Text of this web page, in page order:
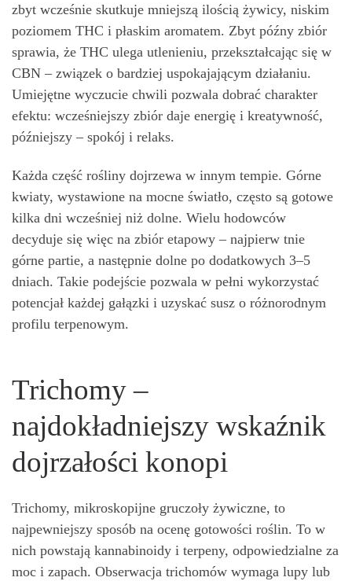
zbyt wcześnie skutkuje mniejszą ilością żywicy, niskim
poziomem THC i płaskim aromatem. Zbyt późny zbiór
sprawia, że THC ulega utlenieniu, przekształcając się w
CBN – związek o bardziej uspokajającym działaniu.
Umiejętne wyczucie chwili pozwala dobrać charakter
efektu: wcześniejszy zbiór daje energię i kreatywność,
późniejszy – spokój i relaks.
Każda część rośliny dojrzewa w innym tempie. Górne
kwiaty, wystawione na mocne światło, często są gotowe
kilka dni wcześniej niż dolne. Wielu hodowców
decyduje się więc na zbiór etapowy – najpierw tnie
górne partie, a następnie dolne po dodatkowych 3–5
dniach. Takie podejście pozwala w pełni wykorzystać
potencjał każdej gałązki i uzyskać susz o różnorodnym
profilu terpenowym.
Trichomy –
najdokładniejszy wskaźnik
dojrzałości konopi
Trichomy, mikroskopijne gruczoły żywiczne, to
najpewniejszy sposób na ocenę gotowości roślin. To w
nich powstają kannabinoidy i terpeny, odpowiedzialne za
moc i zapach. Obserwacja trichomów wymaga lupy lub